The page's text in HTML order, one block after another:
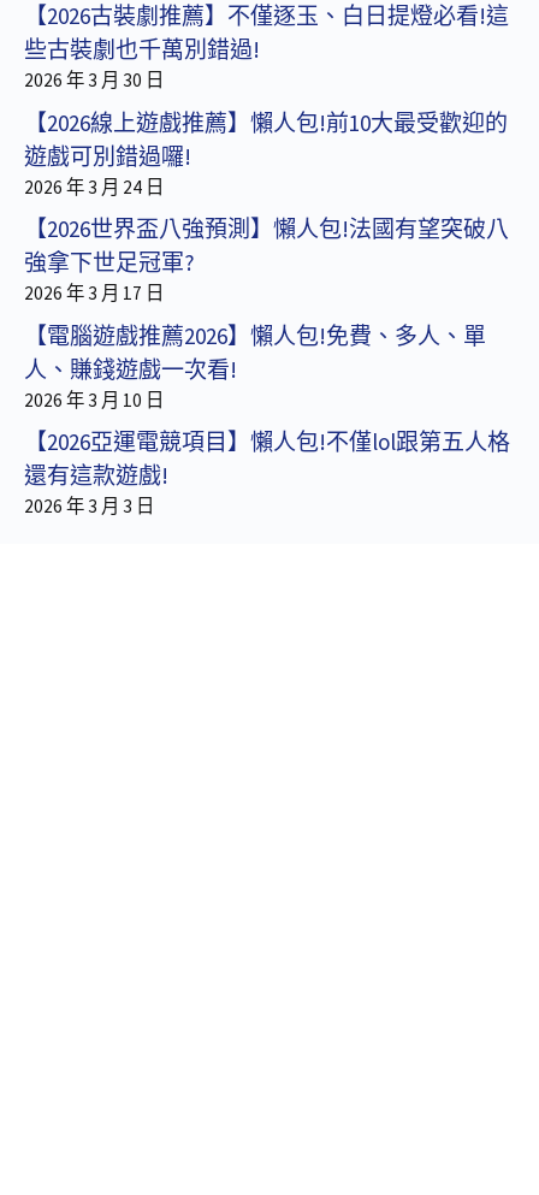
【2026古裝劇推薦】不僅逐玉、白日提燈必看!這
些古裝劇也千萬別錯過!
2026 年 3 月 30 日
【2026線上遊戲推薦】懶人包!前10大最受歡迎的
遊戲可別錯過囉!
2026 年 3 月 24 日
【2026世界盃八強預測】懶人包!法國有望突破八
強拿下世足冠軍?
2026 年 3 月 17 日
【電腦遊戲推薦2026】懶人包!免費、多人、單
人、賺錢遊戲一次看!
2026 年 3 月 10 日
【2026亞運電競項目】懶人包!不僅lol跟第五人格
還有這款遊戲!
2026 年 3 月 3 日